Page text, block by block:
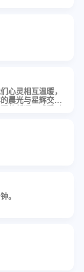
心灵相互温暖，
晨光与星辉交织
。